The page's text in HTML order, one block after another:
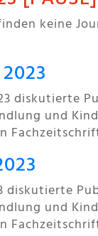
keine
diskutierte
und
diskutierte
und